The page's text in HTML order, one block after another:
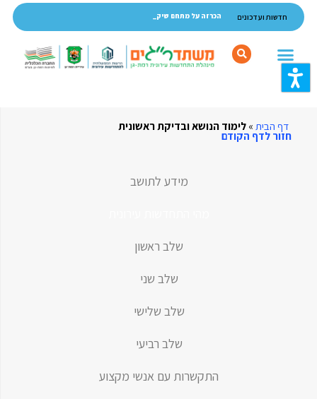
כותרת
האתר,
באפשרותך
ללחוץ
חדשות ועדכונים הכרזה על מתחם שיקום
דף הבית » לימוד הנושא ובדיקת ראשונית
חזור לדף הקודם
מידע לתושב
שלב ראשון
שלב שני
שלב שלישי
שלב רביעי
התקשרות עם אנשי מקצוע